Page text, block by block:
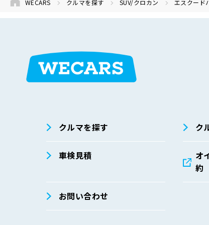
WECARS クルマを探す SUV/クロカン エスクード
クルマを探す ク
車検見積
オ
約
お問い合わせ